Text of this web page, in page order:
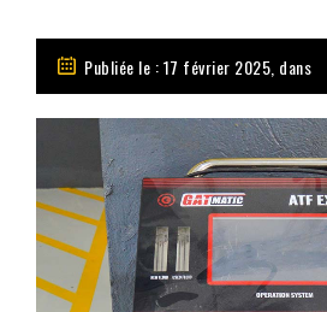
Publiée le : 17 février 2025, dans